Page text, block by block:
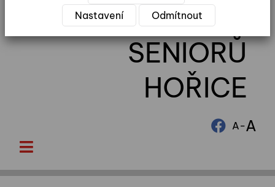
DOMOV
SENIORŮ
HOŘICE
A-A
Nastavení
Odmítnout